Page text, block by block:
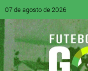
07 de agosto de 2026